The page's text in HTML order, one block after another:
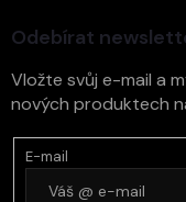
Odebírat
Vložte svůj e-mail a
nových produktech
E-mail